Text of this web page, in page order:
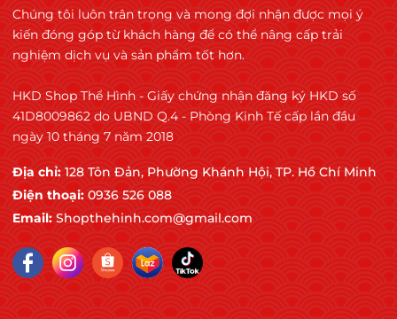
Chúng tôi luôn trân trọng và mong đợi nhận được mọi ý
kiến đóng góp từ khách hàng để có thể nâng cấp trải
nghiệm dịch vụ và sản phẩm tốt hơn.
HKD Shop Thể Hình - Giấy chứng nhận đăng ký HKD số
41D8009862 do UBND Q.4 - Phòng Kinh Tế cấp lần đầu
ngày 10 tháng 7 năm 2018
Địa chỉ: 128 Tôn Đản, Phường Khánh Hội, TP. Hồ Chí Minh
Điện thoại: 0936 526 088
Email: Shopthehinh.com@gmail.com